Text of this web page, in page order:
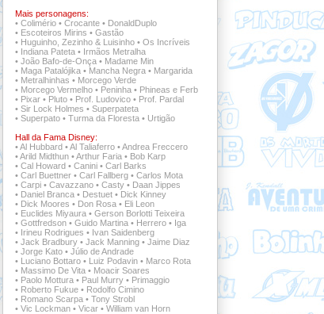
Mais personagens:
• Colimério• Crocante• DonaldDuplo
• Escoteiros Mirins • Gastão
• Huguinho, Zezinho & Luisinho• Os Incríveis
• Indiana Pateta • Irmãos Metralha
• João Bafo-de-Onça • Madame Min
• Maga Patalójika• Mancha Negra• Margarida
• Metralhinhas • Morcego Verde
• Morcego Vermelho • Peninha• Phineas e Ferb
• Pixar• Pluto• Prof. Ludovico • Prof. Pardal
• Sir Lock Holmes • Superpateta
• Superpato• Turma da Floresta• Urtigão
Hall da Fama Disney:
•Al Hubbard•Al Taliaferro•Andrea Freccero
•Arild Midthun•Arthur Faria• Bob Karp
• Cal Howard• Canini• Carl Barks
• Carl Buettner• Carl Fallberg • Carlos Mota
• Carpi • Cavazzano• Casty• Daan Jippes
• Daniel Branca• Destuet• Dick Kinney
• Dick Moores • Don Rosa• Eli Leon
• Euclides Miyaura • Gerson Borlotti Teixeira
• Gottfredson • Guido Martina • Herrero• Iga
• Irineu Rodrigues • Ivan Saidenberg
• Jack Bradbury• Jack Manning• Jaime Diaz
• Jorge Kato• Júlio de Andrade
• Luciano Bottaro• Luiz Podavin• Marco Rota
• Massimo De Vita • Moacir Soares
• Paolo Mottura • Paul Murry • Primaggio
• Roberto Fukue • Rodolfo Cimino
• Romano Scarpa • Tony Strobl
• Vic Lockman• Vicar • William van Horn